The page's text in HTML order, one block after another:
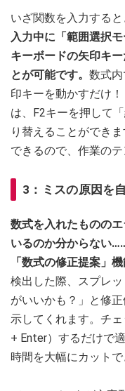
いざ関数を入力する
入力中に「範囲選択
キーボードの矢印キ
とが可能です。 数式
印キーを動かすだけ
は、F2キーを押して
り替えることができ
できるので、作業のテ
3：ミスの原因を
数式を入れたものの
いるのか分からない
「数式の修正提案」機
検出した際、スプレ
がいいかも？」と修
示してくれます。チ
+ Enter）するだけで
時間を大幅にカットで